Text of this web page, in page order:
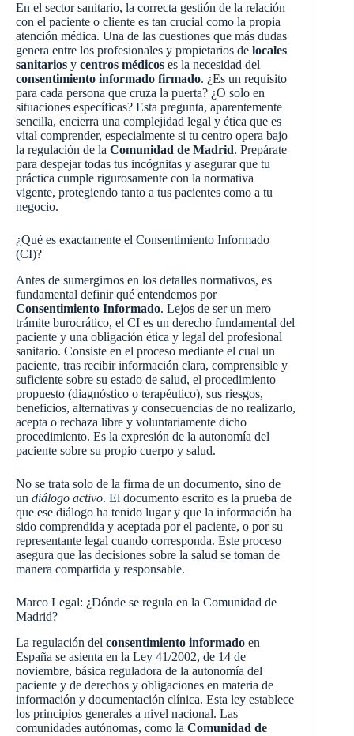
En el sector sanitario, la correcta gestión de la relación
con el paciente o cliente es tan crucial como la propia
atención médica. Una de las cuestiones que más dudas
genera entre los profesionales y propietarios de locales
sanitarios y centros médicos es la necesidad del
consentimiento informado firmado. ¿Es un requisito
para cada persona que cruza la puerta? ¿O solo en
situaciones específicas? Esta pregunta, aparentemente
sencilla, encierra una complejidad legal y ética que es
vital comprender, especialmente si tu centro opera bajo
la regulación de la Comunidad de Madrid. Prepárate
para despejar todas tus incógnitas y asegurar que tu
práctica cumple rigurosamente con la normativa
vigente, protegiendo tanto a tus pacientes como a tu
negocio.
¿Qué es exactamente el Consentimiento Informado
(CI)?
Antes de sumergirnos en los detalles normativos, es
fundamental definir qué entendemos por
Consentimiento Informado. Lejos de ser un mero
trámite burocrático, el CI es un derecho fundamental del
paciente y una obligación ética y legal del profesional
sanitario. Consiste en el proceso mediante el cual un
paciente, tras recibir información clara, comprensible y
suficiente sobre su estado de salud, el procedimiento
propuesto (diagnóstico o terapéutico), sus riesgos,
beneficios, alternativas y consecuencias de no realizarlo,
acepta o rechaza libre y voluntariamente dicho
procedimiento. Es la expresión de la autonomía del
paciente sobre su propio cuerpo y salud.
No se trata solo de la firma de un documento, sino de
un diálogo activo. El documento escrito es la prueba de
que ese diálogo ha tenido lugar y que la información ha
sido comprendida y aceptada por el paciente, o por su
representante legal cuando corresponda. Este proceso
asegura que las decisiones sobre la salud se toman de
manera compartida y responsable.
Marco Legal: ¿Dónde se regula en la Comunidad de
Madrid?
La regulación del consentimiento informado en
España se asienta en la Ley 41/2002, de 14 de
noviembre, básica reguladora de la autonomía del
paciente y de derechos y obligaciones en materia de
información y documentación clínica. Esta ley establece
los principios generales a nivel nacional. Las
comunidades autónomas, como la Comunidad de